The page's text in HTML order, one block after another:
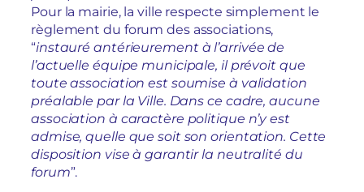
Pour la mairie, la ville respecte simplement le
règlement du forum des associations,
“instauré antérieurement à l’arrivée de
l’actuelle équipe municipale, il prévoit que
toute association est soumise à validation
préalable par la Ville. Dans ce cadre, aucune
association à caractère politique n’y est
admise, quelle que soit son orientation. Cette
disposition vise à garantir la neutralité du
forum”.